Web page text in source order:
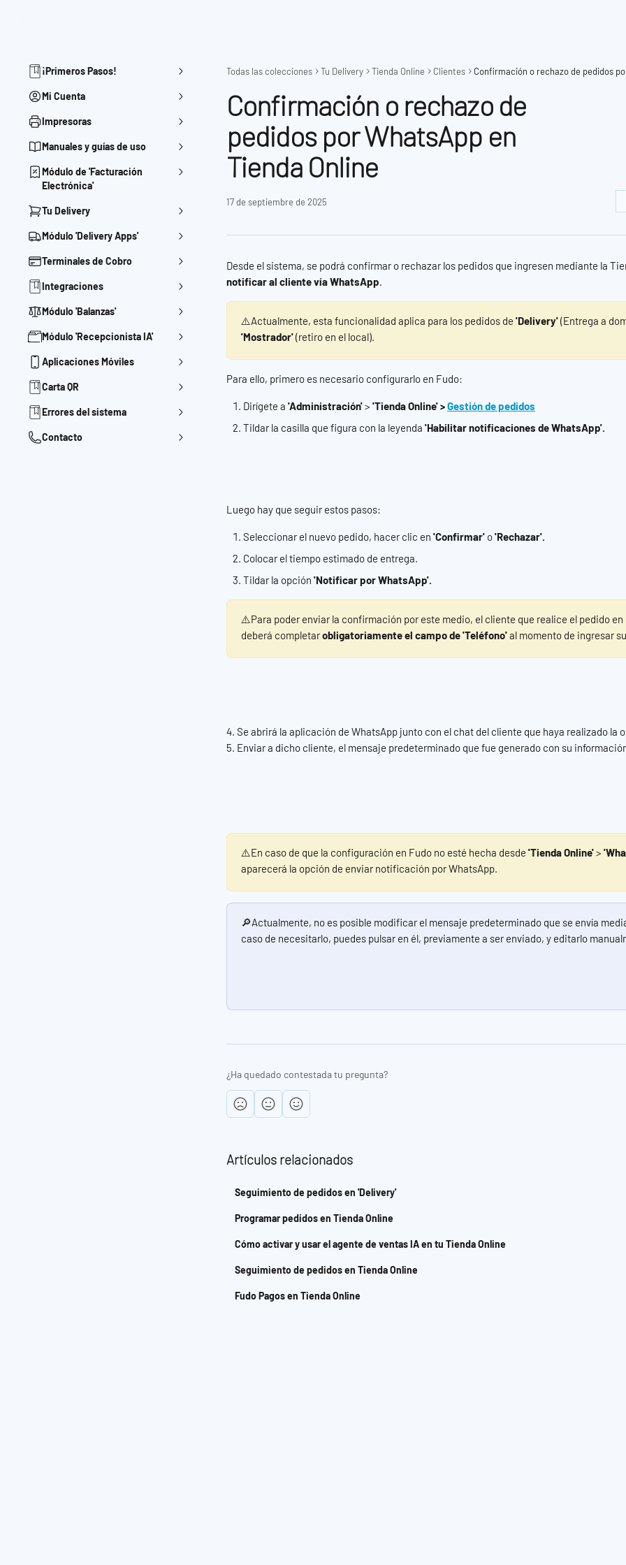
¡Primeros Pasos!
Mi Cuenta
Impresoras
Manuales y guías de uso
Módulo de 'Facturación
Electrónica'
Tu Delivery
Módulo 'Delivery Apps'
Terminales de Cobro
Integraciones
Módulo 'Balanzas'
Módulo 'Recepcionista IA'
Aplicaciones Móviles
Carta QR
Errores del sistema
Contacto
Todas las colecciones Tu Delivery Tienda Online Clientes
Confirmación o rechazo de
pedidos por WhatsApp en
Tienda Online
17 de septiembre de 2025
Desde el sistema, se podrá confirmar o rechazar los pedidos que ingresen mediante la
notificar al cliente vía WhatsApp.
⚠️Actualmente, esta funcionalidad aplica para los pedidos de 'Delivery' (Entrega a
'Mostrador' (retiro en el local).
Para ello, primero es necesario configurarlo en Fudo:
Dirígete a 'Administración' > 'Tienda Online' >Gestión de pedidos
Tildar la casilla que figura con la leyenda 'Habilitar notificaciones de WhatsApp'.
Luego hay que seguir estos pasos:
Seleccionar el nuevo pedido, hacer clic en 'Confirmar' o 'Rechazar'.
Colocar el tiempo estimado de entrega.
Tildar la opción 'Notificar por WhatsApp'.
⚠️Para poder enviar la confirmación por este medio, el cliente que realice el pedido en
deberá completar obligatoriamente el campo de 'Teléfono' al momento de ingresar
4. Se abrirá la aplicación de WhatsApp junto con el chat del cliente que haya realizado la
5. Enviar a dicho cliente, el mensaje predeterminado que fue generado con su
⚠️En caso de que la configuración en Fudo no esté hecha desde 'Tienda Online' >
aparecerá la opción de enviar notificación por WhatsApp.
🔎Actualmente, no es posible modificar el mensaje predeterminado que se envía
caso de necesitarlo, puedes pulsar en él, previamente a ser enviado, y editarlo
¿Ha quedado contestada tu pregunta?
Artículos relacionados
Seguimiento de pedidos en 'Delivery'
Programar pedidos en Tienda Online
Cómo activar y usar el agente de ventas IA en tu Tienda Online
Seguimiento de pedidos en Tienda Online
Fudo Pagos en Tienda Online